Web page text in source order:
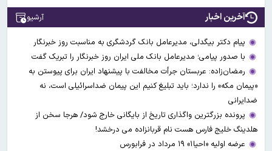
آخرین اخبار آرشیو
پیام دکتر بیگدلی، مدیرعامل بانک گردشگری به مناسبت روز خبرنگار
با صدور پیامی؛ مدیرعامل بانک ملی ایران روز خبرنگار را تبریک گفت
رمضان‌زاده: عربستان جرأت مخالفت با پیشنهاد ایران برای پیوستن به
«پیمان مکه» را ندارد؛ باید تبلیغ کنیم این پیمان ضداسرائیلی است، نه
ضدایرانی
پرونده بزرگترین واگذاری تاریخ از بایگانی خارج شود/ هرجا سخن از
هلدینگ خلیج فارس هست نام قربانزاده می درخشد!
عرضه اولیه «احیا۱» ۱۹ مرداد در فرابورس